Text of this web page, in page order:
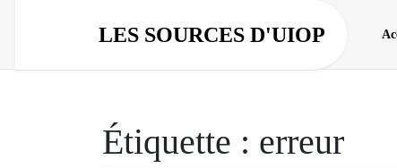
LES SOURCES D'UIOP
Étiquette : erreur